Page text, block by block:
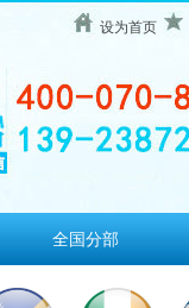
设为首页
全国分部